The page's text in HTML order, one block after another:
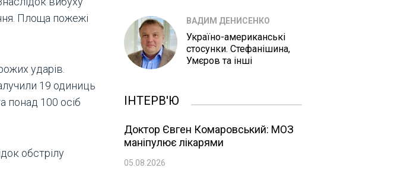
Площа пожежі
ударів.
19 одиниць
понад 100 осіб
обстрілу
ВАДИМ ДЕНИСЕНКО
Україно-американські
стосунки. Стефанішина,
Умєров та інші
ІНТЕРВ'Ю
Доктор Євген Комаровський: МОЗ
маніпулює лікарями
05.08.2026